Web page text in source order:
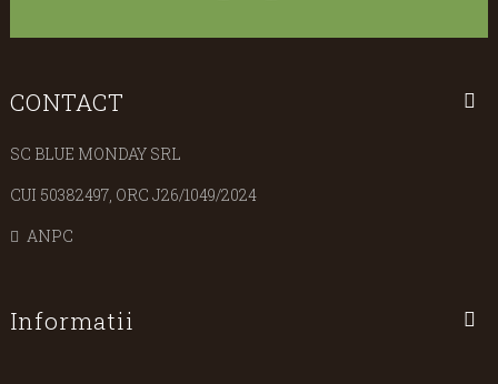
CONTACT
SC BLUE MONDAY SRL
CUI 50382497, ORC J26/1049/2024
ANPC
Informatii